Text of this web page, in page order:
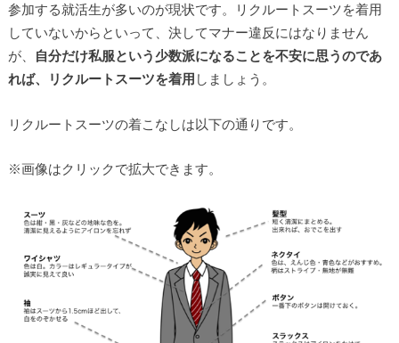
参加する就活生が多いのが現状です。リクルートスーツを着用
していないからといって、決してマナー違反にはなりません
が、
自分だけ私服という少数派になることを不安に思うのであ
れば、リクルートスーツを着用 しましょう。
リクルートスーツの着こなしは以下の通りです。
※画像はクリックで拡大できます。